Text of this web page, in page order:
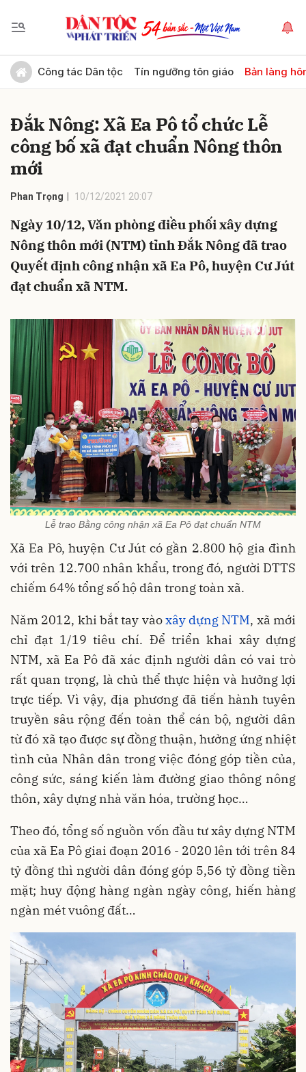
Công tác Dân tộc Tín ngưỡng tôn giáo Bản làng
Đắk Nông: Xã Ea Pô tổ chức Lễ
công bố xã đạt chuẩn Nông thôn
mới
Phan Trọng 10/12/2021 20:07
Ngày 10/12, Văn phòng điều phối xây dựng
Nông thôn mới (NTM) tỉnh Đắk Nông đã trao
Quyết định công nhận xã Ea Pô, huyện Cư Jút
đạt chuẩn xã NTM.
Lễ trao Bằng công nhận xã Ea Pô đạt chuẩn NTM
Xã Ea Pô, huyện Cư Jút có gần 2.800 hộ gia đình
với trên 12.700 nhân khẩu, trong đó, người DTTS
chiếm 64% tổng số hộ dân trong toàn xã.
Năm 2012, khi bắt tay vàoxây dựng NTM, xã mới
chỉ đạt 1/19 tiêu chí. Để triển khai xây dựng
NTM, xã Ea Pô đã xác định người dân có vai trò
rất quan trọng, là chủ thể thực hiện và hưởng lợi
trực tiếp. Vì vậy, địa phương đã tiến hành tuyên
truyền sâu rộng đến toàn thể cán bộ, người dân
từ đó xã tạo được sự đồng thuận, hưởng ứng nhiệt
tình của Nhân dân trong việc đóng góp tiền của,
công sức, sáng kiến làm đường giao thông nông
thôn, xây dựng nhà văn hóa, trường học…
Theo đó, tổng số nguồn vốn đầu tư xây dựng NTM
của xã Ea Pô giai đoạn 2016 - 2020 lên tới trên 84
tỷ đồng thì người dân đóng góp 5,56 tỷ đồng tiền
mặt; huy động hàng ngàn ngày công, hiến hàng
ngàn mét vuông đất…
Gửi bình luận